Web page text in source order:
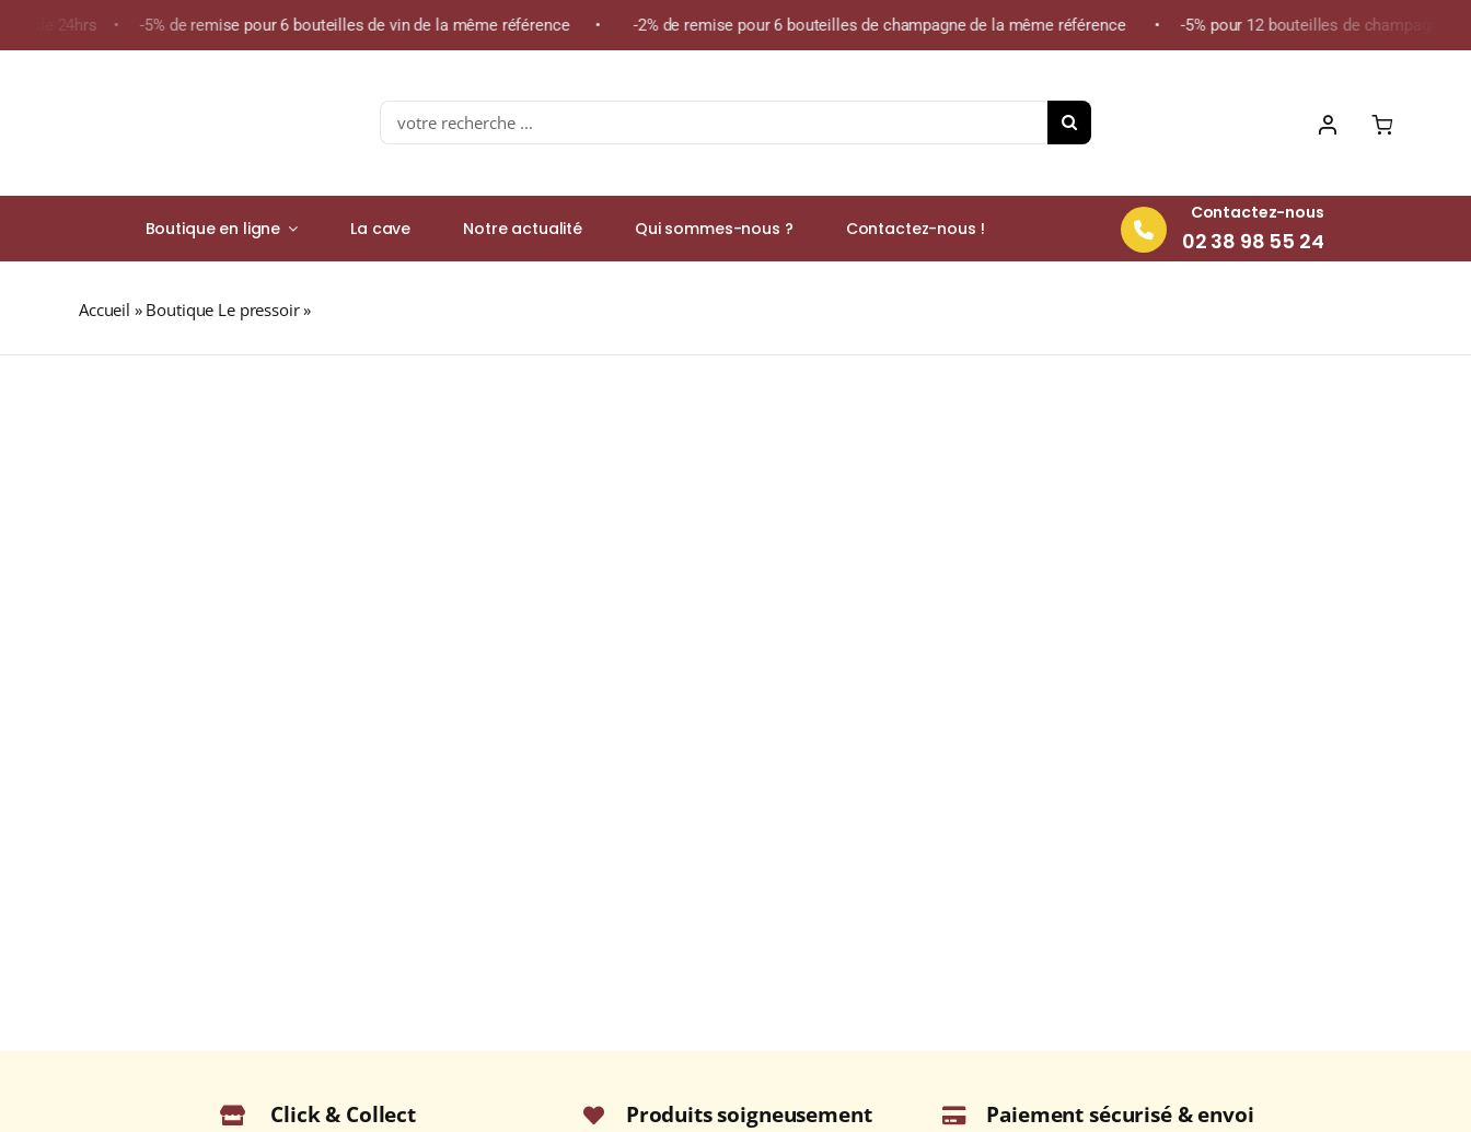
de 24hrs • -5% de remise pour 6 bouteilles de vin de la même référence • -2% de remise pour 6 bouteilles de champagne de la même référence • -5% pour 12 bouteilles de champagne de la
Search
for:
Boutique en ligne La cave Notre actualité Qui sommes-nous ? Contactez-nous !
Contactez-nous
02 38 98 55 24
Accueil » Boutique Le pressoir»
Click & Collect
Produits soigneusement
Paiement sécurisé & envoi